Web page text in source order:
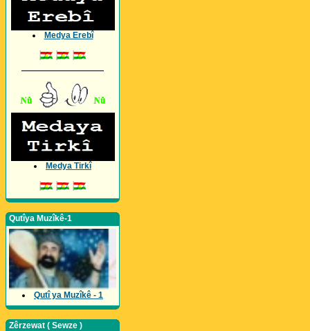
Medya Erebî
Medya Tirkî
Qutîya Muzîkê-1
Qutî ya Muzîkê - 1
Zêrzewat ( Sewze )